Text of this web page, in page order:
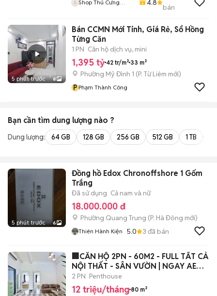
Shop Thú Cưng
4.8
bán
5 phút trước 8
Bán CCMN Mới Tinh, Giá Rẻ, Sổ Hồng
Từng Căn
1 PN Căn hộ dịch vụ, mini
1,395 tỷ 42 tr/m² 33 m²
Phường Mỹ Đình 1 (P. Từ Liêm mới)
P Phạm Thành Công
Bạn cần tìm dung lượng nào ?
Dung lượng: 64 GB 128 GB 256 GB 512 GB 1 TB
5 phút trước 6
Đồng hồ Edox Chronoffshore 1 Gốm
Trắng
Đã sử dụng Cả nam và nữ
18.000.000 đ
Phường Quang Trung (P. Hà Đông mới)
Thiên Hành Kiện 5.0 3 đã bán
🏢CĂN HỘ 2PN - 60M2 - FULL TẤT CẢ
NỘI THẤT - SÂN VƯỜN | NGAY AEON
BTAN
2 PN Penthouse
12 triệu/tháng 80 m²